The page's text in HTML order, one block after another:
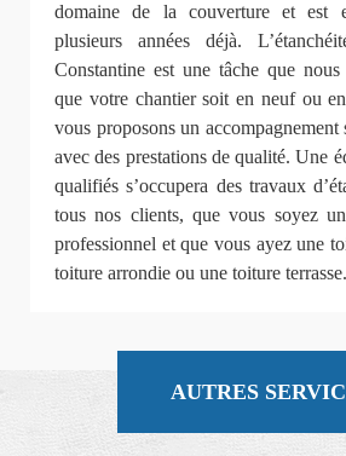
domaine de la couverture et est
plusieurs années déjà.
Constantine est une tâche que nous
que votre chantier soit en neuf ou
vous proposons un accompagnement
avec des prestations de qualité. Une
qualifiés s’occupera des travaux
tous nos clients, que vous soyez
professionnel et que vous ayez une
toiture arrondie ou une toiture terrasse.
AUTRES